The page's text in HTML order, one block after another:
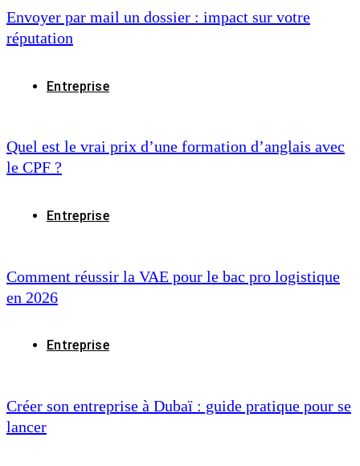
Envoyer par mail un dossier : impact sur votre
réputation
Entreprise
Quel est le vrai prix d’une formation d’anglais avec
le CPF ?
Entreprise
Comment réussir la VAE pour le bac pro logistique
en 2026
Entreprise
Créer son entreprise à Dubaï : guide pratique pour se
lancer